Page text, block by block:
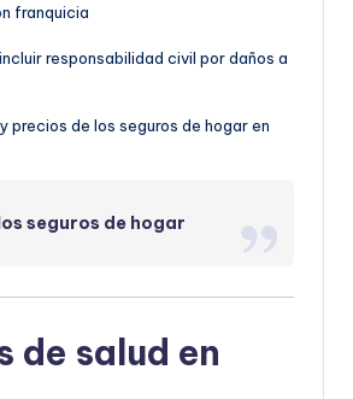
franquicia
responsabilidad civil por daños a
precios de los seguros de hogar en
seguros de hogar
de salud en